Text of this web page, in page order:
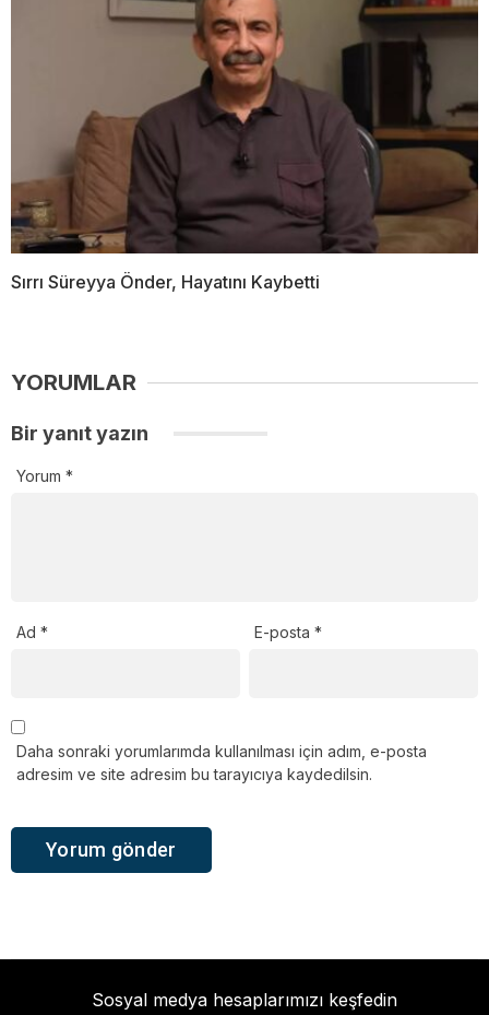
Sırrı Süreyya Önder, Hayatını Kaybetti
YORUMLAR
Bir yanıt yazın
Yorum *
Ad * E-posta*
Daha sonraki yorumlarımda kullanılması için adım, e-posta
adresim ve site adresim bu tarayıcıya kaydedilsin.
Sosyal medya hesaplarımızı keşfedin